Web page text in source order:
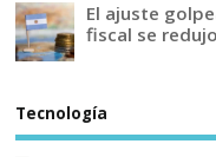
El ajuste
fiscal se
Tecnología